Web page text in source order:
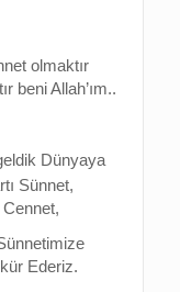
olmaktır
beni Allah’ım..
eldik Dünyaya
Ederiz.